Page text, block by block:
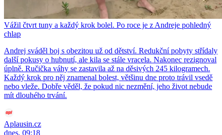
Vážil čtvrt tuny a každý krok bolel. Po roce je z Andreje pohledný
chlap
Andrej sváděl boj s obezitou už od dětství. Redukční pobyty střídaly
další pokusy o hubnutí, ale kila se stále vracela. Nakonec rezignoval
úplně. Ručička váhy se zastavila až na děsivých 245 kilogramech.
Každý krok pro něj znamenal bolest, většinu dne proto trávil vsedě
nebo vleže. Dobře věděl, že pokud nic nezmění, jeho život nebude
mít dlouhého trvání.
Aplausin.cz
dnes, 09:18